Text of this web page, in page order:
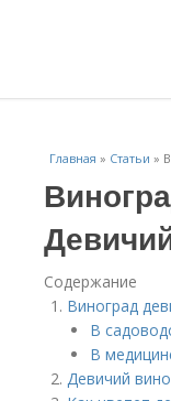
Главная » Статьи »
Содержание
Виноград
В
В
Девичий